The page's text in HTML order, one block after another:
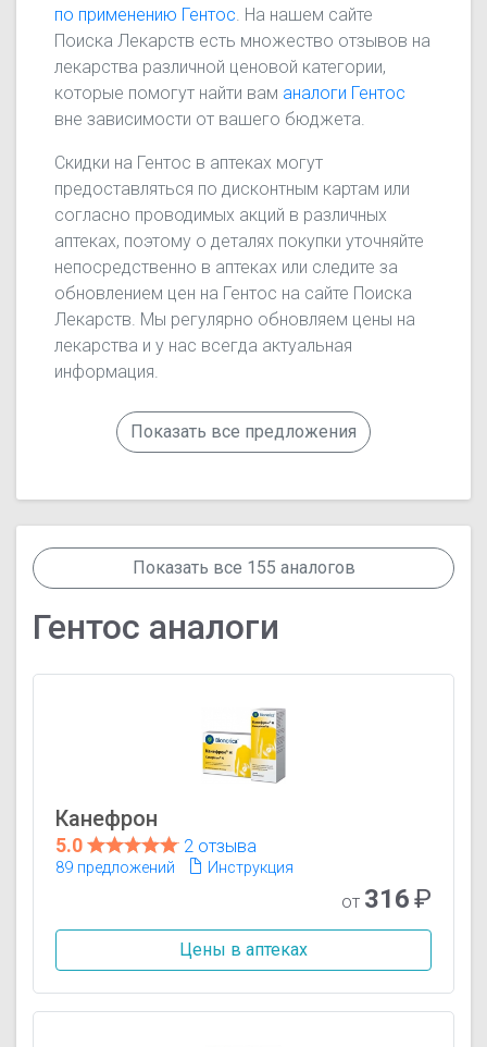
по применению Гентос . На нашем сайте
Поиска Лекарств есть множество отзывов на
лекарства различной ценовой категории,
которые помогут найти вам аналоги Гентос
вне зависимости от вашего бюджета.
Скидки на Гентос в аптеках могут
предоставляться по дисконтным картам или
согласно проводимых акций в различных
аптеках, поэтому о деталях покупки уточняйте
непосредственно в аптеках или следите за
обновлением цен на Гентос на сайте Поиска
Лекарств. Мы регулярно обновляем цены на
лекарства и у нас всегда актуальная
информация.
Показать все предложения
Показать все 155 аналогов
Гентос аналоги
Канефрон
5.0 2 отзыва
89 предложений Инструкция
от 316₽
Цены в аптеках